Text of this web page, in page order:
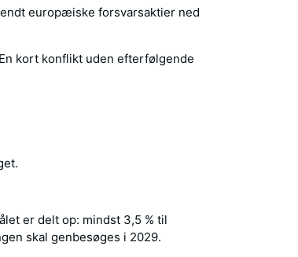
europæiske forsvarsaktier ned
kort konflikt uden efterfølgende
er delt op: mindst 3,5 % til
skal genbesøges i 2029.